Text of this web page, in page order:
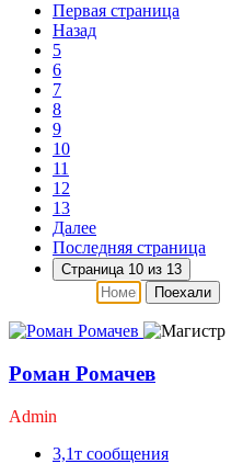
Первая страница
Назад
5
6
7
8
9
10
11
12
13
Далее
Последняя страница
Страница 10 из 13
Поехали
Роман Ромачев
Admin
3,1т сообщения